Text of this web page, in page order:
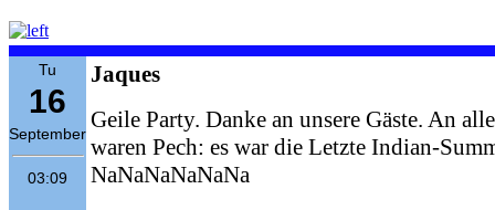
Tu
16
September
03:09
Jaques
Geile Party. Danke an unsere Gäste. An
waren Pech: es war die Letzte Indian-
NaNaNaNaNaNa